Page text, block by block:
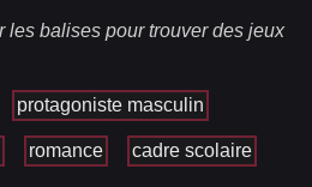
les balises pour trouver des jeux
protagoniste masculin
romance cadre scolaire